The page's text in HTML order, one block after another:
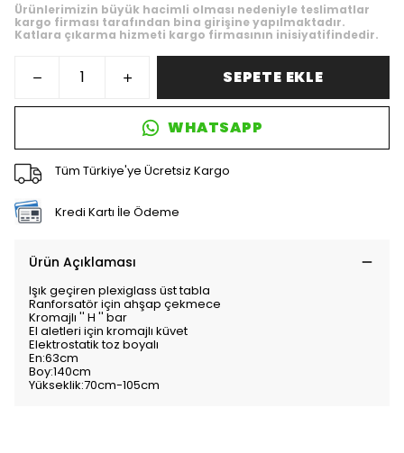
Ürünlerimizin büyük hacimli olması nedeniyle teslimatlar
kargo firması tarafından bina girişine yapılmaktadır.
Katlara çıkarma hizmeti kargo firmasının inisiyatifindedir.
SEPETE EKLE
WHATSAPP
Tüm Türkiye'ye Ücretsiz Kargo
Kredi Kartı İle Ödeme
Ürün Açıklaması
Işık geçiren plexiglass üst tabla
Ranforsatör için ahşap çekmece
Kromajlı '' H '' bar
El aletleri için kromajlı küvet
Elektrostatik toz boyalı
En:63cm
Boy:140cm
Yükseklik:70cm-105cm